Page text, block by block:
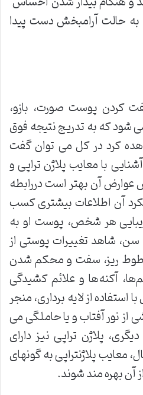
حالت آرامبخش دست پیدا
کردن پوست صورت، بازو،
شود که به تدریج نتیجه فوق
کرد در کل می توان گفت
با معایب پلاژن تراپی و
آن بهتر است دررابطه
آن اطلاعات بیشتری کسب
هر شخص، پوست او به
سن، شاهد تغییرات پوستی از
ریز، سفت و محکم شدن
آکنه‌ها و علائم کشیدگی
از لایه برداری، منجر
از نور آفتاب و یا حاملگی می
پلاژن تراپی نیز دارای
معایب پلاژن­تراپی به گونه­ای
آن بهره ­مند شوند.